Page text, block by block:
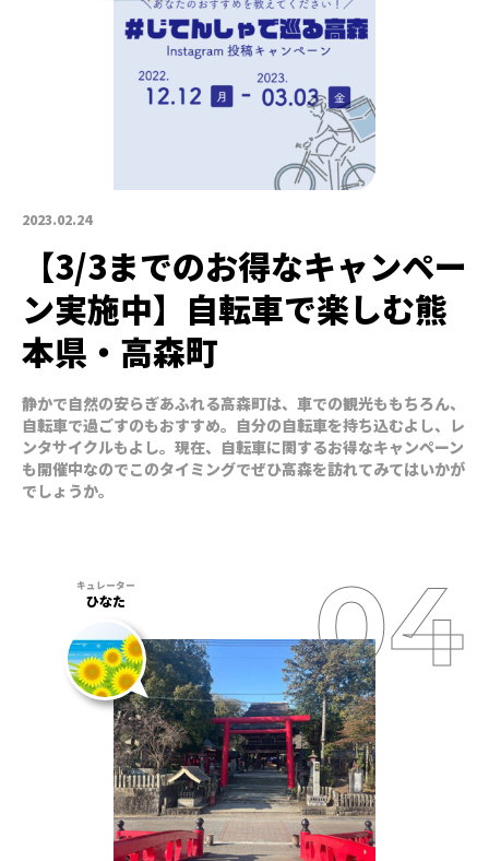
2023.02.24
【3/3までのお得なキャンペー
ン実施中】自転車で楽しむ熊
本県・高森町
静かで自然の安らぎあふれる高森町は、車での観光ももちろん、
自転車で過ごすのもおすすめ。自分の自転車を持ち込むよし、レ
ンタサイクルもよし。現在、自転車に関するお得なキャンペーン
も開催中なのでこのタイミングでぜひ高森を訪れてみてはいかが
でしょうか。
ひなた